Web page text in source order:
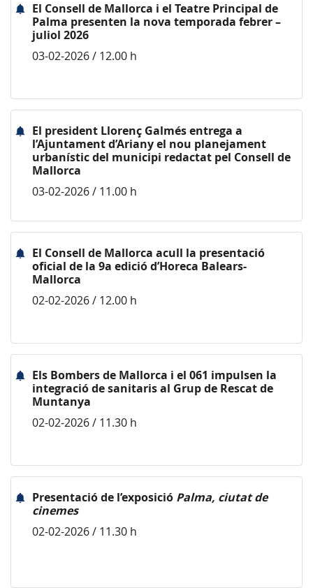
El Consell de Mallorca i el Teatre Principal de
Palma presenten la nova temporada febrer –
juliol 2026
03-02-2026 / 12.00 h
El president Llorenç Galmés entrega a
l’Ajuntament d’Ariany el nou planejament
urbanístic del municipi redactat pel Consell de
Mallorca
03-02-2026 / 11.00 h
El Consell de Mallorca acull la presentació
oficial de la 9a edició d’Horeca Balears-
Mallorca
02-02-2026 / 12.00 h
Els Bombers de Mallorca i el 061 impulsen la
integració de sanitaris al Grup de Rescat de
Muntanya
02-02-2026 / 11.30 h
Presentació de l’exposició Palma, ciutat de
cinemes
02-02-2026 / 11.30 h